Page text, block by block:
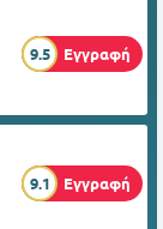
9.5 Εγγραφή
9.1 Εγγραφή